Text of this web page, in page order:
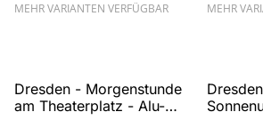
MEHR VARIANTEN VERFÜGBAR MEHR
Dresden - Morgenstunde
am Theaterplatz - Alu-